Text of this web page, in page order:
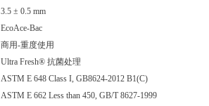
3.5 ± 0.5 mm
EcoAce-Bac
商用-重度使用
Ultra Fresh® 抗菌处理
ASTM E 648 Class I, GB8624-2012 B1(C)
ASTM E 662 Less than 450, GB/T 8627-1999